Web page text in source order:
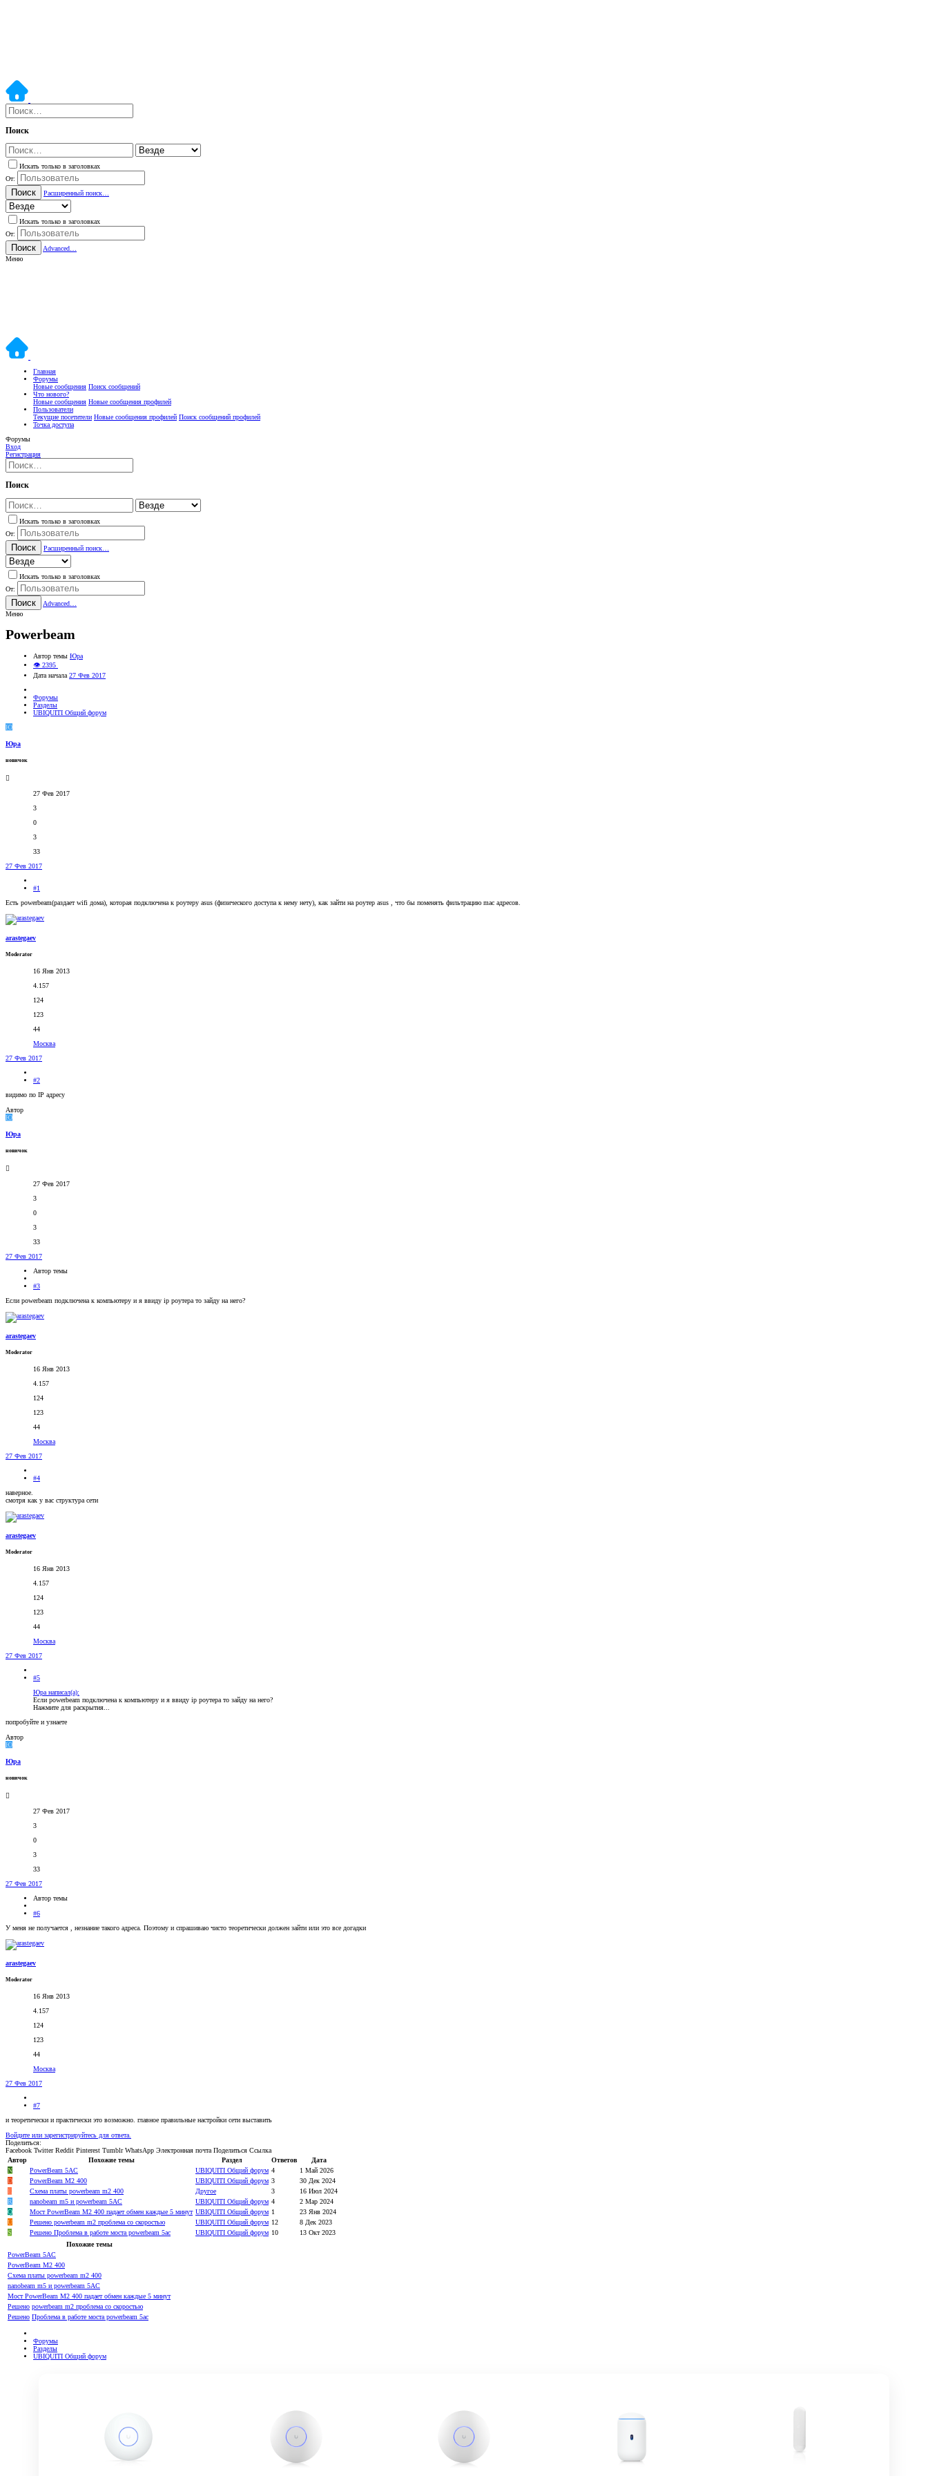
Поиск
Искать только в заголовках
От:
Поиск Расширенный поиск…
Искать только в заголовках
От:
Поиск
Advanced…
Меню
Главная
Форумы
Новые сообщения Поиск сообщений
Что нового?
Новые сообщения Новые сообщения профилей
Пользователи
Текущие посетители Новые сообщения профилей Поиск сообщений профилей
Точка доступа
Форумы
Вход
Регистрация
Поиск
Искать только в заголовках
От:
Поиск Расширенный поиск…
Искать только в заголовках
От:
Поиск
Advanced…
Меню
Powerbeam
Автор темы Юрa
👁 2395
Дата начала 27 Фев 2017
Форумы
Разделы
UBIQUITI Общий форум
Ю
Юрa
новичок
27 Фев 2017
3
0
3
33
27 Фев 2017
#1
Есть powerbeam(раздает wifi дома), которая подключена к роутеру asus (физического доступа к нему нету), как зайти на роутер asus , что бы поменять фильтрацию mac адресов.
arastegaev
Moderator
16 Янв 2013
4.157
124
123
44
Москва
27 Фев 2017
#2
видимо по IP адресу
Автор
Ю
Юрa
новичок
27 Фев 2017
3
0
3
33
27 Фев 2017
Автор темы
#3
Если powerbeam подключена к компьютеру и я ввиду ip роутера то зайду на него?
arastegaev
Moderator
16 Янв 2013
4.157
124
123
44
Москва
27 Фев 2017
#4
наверное.
смотря как у вас структура сети
arastegaev
Moderator
16 Янв 2013
4.157
124
123
44
Москва
27 Фев 2017
#5
Юрa написал(а):
Если powerbeam подключена к компьютеру и я ввиду ip роутера то зайду на него?
Нажмите для раскрытия...
попробуйте и узнаете
Автор
Ю
Юрa
новичок
27 Фев 2017
3
0
3
33
27 Фев 2017
Автор темы
#6
У меня не получается , незнание такого адреса. Поэтому и спрашиваю чисто теоретически должен зайти или это все догадки
arastegaev
Moderator
16 Янв 2013
4.157
124
123
44
Москва
27 Фев 2017
#7
и теоретически и практически это возможно. главное правильные настройки сети выставить
Войдите или зарегистрируйтесь для ответа.
Поделиться:
Facebook Twitter Reddit Pinterest Tumblr WhatsApp Электронная почта Поделиться Ссылка
Автор
Похожие темы Раздел Ответов
Дата
N
PowerBeam 5AC UBIQUITI Общий форум 4
1 Май 2026
D
PowerBeam M2 400 UBIQUITI Общий форум 3
30 Дек 2024
E
Cхема платы powerbeam m2 400 Другое 3
16 Июл 2024
R
nanobeam m5 и powerbeam 5AC UBIQUITI Общий форум 4
2 Мар 2024
Q
Мост PowerBeam M2 400 падает обмен каждые 5 минут UBIQUITI Общий форум 1
23 Янв 2024
U
Решено powerbeam m2 проблема со скоростью UBIQUITI Общий форум 12
8 Дек 2023
S
Решено Проблема в работе моста powerbeam 5ac UBIQUITI Общий форум 10
13 Окт 2023
Похожие темы
PowerBeam 5AC
PowerBeam M2 400
Cхема платы powerbeam m2 400
nanobeam m5 и powerbeam 5AC
Мост PowerBeam M2 400 падает обмен каждые 5 минут
Решено powerbeam m2 проблема со скоростью
Решено Проблема в работе моста powerbeam 5ac
Форумы
Разделы
UBIQUITI Общий форум